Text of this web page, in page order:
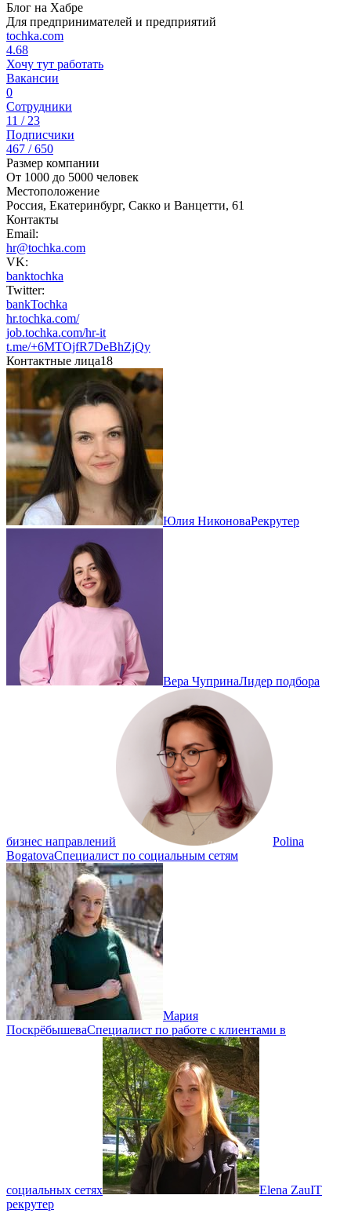
Блог на Хабре
Для предпринимателей и предприятий
tochka.com
4.68
Хочу тут работать
Вакансии
0
Сотрудники
11 / 23
Подписчики
467 / 650
Размер компании
От 1000 до 5000 человек
Местоположение
Россия, Екатеринбург, Сакко и Ванцетти, 61
Контакты
Email:
hr@tochka.com
VK:
banktochka
Twitter:
bankTochka
hr.tochka.com/
job.tochka.com/hr-it
t.me/+6MTOjfR7DeBhZjQy
Контактные лица18
Юлия НиконоваРекрутер
Вера ЧупринаЛидер подбора
бизнес направлений
Polina
BogatovaСпециалист по социальным сетям
Мария
ПоскрёбышеваСпециалист по работе с клиентами в
социальных сетях Elena ZauIT
рекрутер